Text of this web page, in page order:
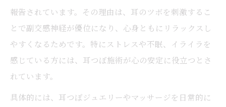
報告されています。その理由は、耳のツボを刺激するこ
とで副交感神経が優位になり、心身ともにリラックスし
やすくなるためです。特にストレスや不眠、イライラを
感じている方には、耳つぼ施術が心の安定に役立つとさ
れています。
具体的には、耳つぼジュエリーやマッサージを日常的に